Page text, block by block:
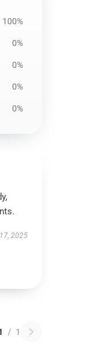
100%
0%
0%
0%
0%
2025
/ 1